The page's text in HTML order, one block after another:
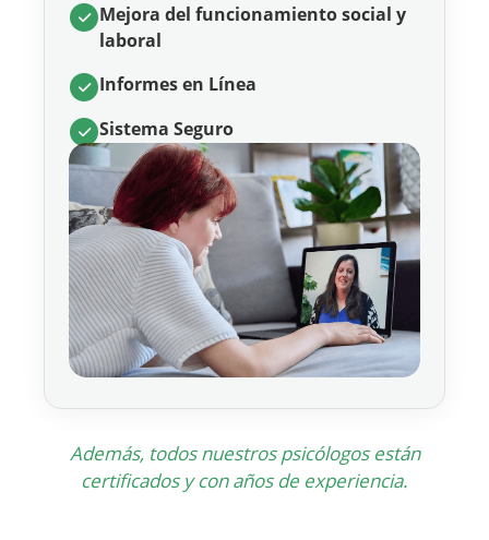
Mejora del funcionamiento social y
laboral
Informes en Línea
Sistema Seguro
Además, todos nuestros psicólogos están
certificados y con años de experiencia.